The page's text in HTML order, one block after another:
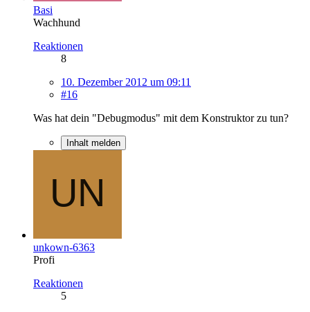
Basi
Wachhund
Reaktionen
8
10. Dezember 2012 um 09:11
#16
Was hat dein "Debugmodus" mit dem Konstruktor zu tun?
Inhalt melden
unkown-6363
Profi
Reaktionen
5